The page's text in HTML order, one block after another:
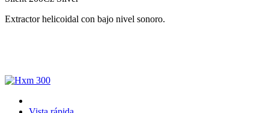
Extractor helicoidal con bajo nivel sonoro.